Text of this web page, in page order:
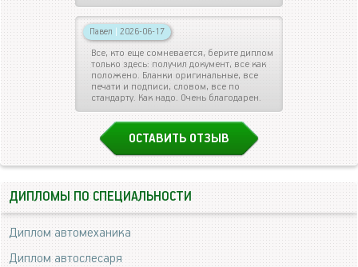
Павел | 2026-06-17
Все, кто еще сомневается, берите диплом
только здесь: получил документ, все как
положено. Бланки оригинальные, все
печати и подписи, словом, все по
стандарту. Как надо. Очень благодарен.
ОСТАВИТЬ ОТЗЫВ
ДИПЛОМЫ ПО СПЕЦИАЛЬНОСТИ
Диплом автомеханика
Диплом автослесаря